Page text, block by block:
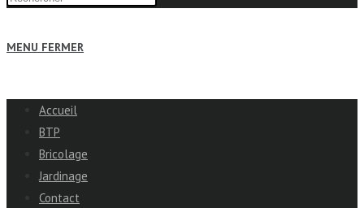
MENU FERMER
Accueil
BTP
Bricolage
Jardinage
Contact